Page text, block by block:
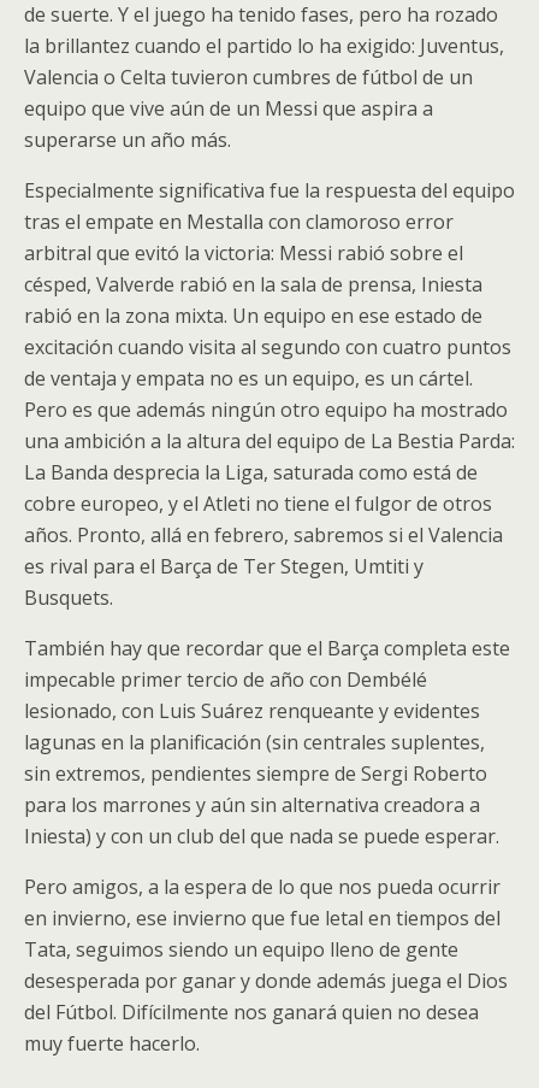
de suerte. Y el juego ha tenido fases, pero ha rozado
la brillantez cuando el partido lo ha exigido: Juventus,
Valencia o Celta tuvieron cumbres de fútbol de un
equipo que vive aún de un Messi que aspira a
superarse un año más.
Especialmente significativa fue la respuesta del equipo
tras el empate en Mestalla con clamoroso error
arbitral que evitó la victoria: Messi rabió sobre el
césped, Valverde rabió en la sala de prensa, Iniesta
rabió en la zona mixta. Un equipo en ese estado de
excitación cuando visita al segundo con cuatro puntos
de ventaja y empata no es un equipo, es un cártel.
Pero es que además ningún otro equipo ha mostrado
una ambición a la altura del equipo de La Bestia Parda:
La Banda desprecia la Liga, saturada como está de
cobre europeo, y el Atleti no tiene el fulgor de otros
años. Pronto, allá en febrero, sabremos si el Valencia
es rival para el Barça de Ter Stegen, Umtiti y
Busquets.
También hay que recordar que el Barça completa este
impecable primer tercio de año con Dembélé
lesionado, con Luis Suárez renqueante y evidentes
lagunas en la planificación (sin centrales suplentes,
sin extremos, pendientes siempre de Sergi Roberto
para los marrones y aún sin alternativa creadora a
Iniesta) y con un club del que nada se puede esperar.
Pero amigos, a la espera de lo que nos pueda ocurrir
en invierno, ese invierno que fue letal en tiempos del
Tata, seguimos siendo un equipo lleno de gente
desesperada por ganar y donde además juega el Dios
del Fútbol. Difícilmente nos ganará quien no desea
muy fuerte hacerlo.